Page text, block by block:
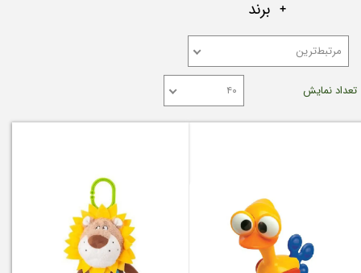
برند
مرتبط‌ترین
تعداد نمایش ۴۰